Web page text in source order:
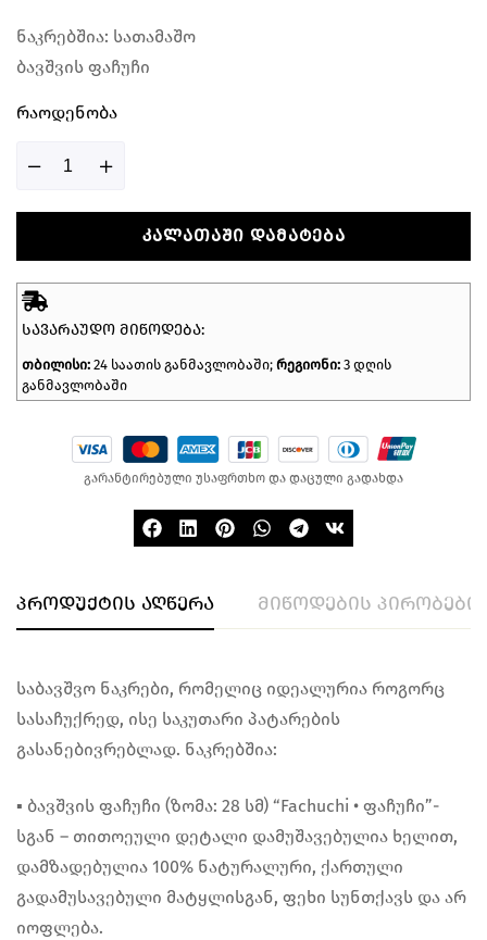
ნაკრებშია: სათამაშო
ბავშვის ფაჩუჩი
Რაოდენობა
ᲙᲐᲚᲐᲗᲐᲨᲘ ᲓᲐᲛᲐᲢᲔᲑᲐ
ᲡᲐᲕᲐᲠᲐᲣᲓᲝ ᲛᲘᲬᲝᲓᲔᲑᲐ:
თბილისი: 24 საათის განმავლობაში; რეგიონი: 3 დღის
განმავლობაში
გარანტირებული უსაფრთხო და დაცული გადახდა
პროდუქტის აღწერა მიწოდების პირობები
საბავშვო ნაკრები, რომელიც იდეალურია როგორც
სასაჩუქრედ, ისე საკუთარი პატარების
გასანებივრებლად. ნაკრებშია:
▪︎ ბავშვის ფაჩუჩი (ზომა: 28 სმ) “Fachuchi • ფაჩუჩი”-
სგან – თითოეული დეტალი დამუშავებულია ხელით,
დამზადებულია 100% ნატურალური, ქართული
გადამუსავებული მატყლისგან, ფეხი სუნთქავს და არ
იოფლება.